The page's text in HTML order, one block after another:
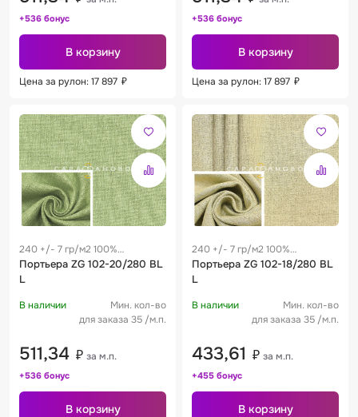
+536 бонус
В корзину
Цена за рулон: 17 897 ₽
+536 бонус
В корзину
Цена за рулон: 17 897 ₽
240 +/- 7 гр/м2 100%
полиэстер
Портьера ZG 102-20/280 BL
L
В наличии
Мин. кол-во
для заказа 35 /м.п.
511,34 ₽ за м.п.
+536 бонус
В корзину
240 +/- 7 гр/м2 100%
полиэстер
Портьера ZG 102-18/280 BL
L
В наличии
Мин. кол-во
для заказа 35 /м.п.
433,61 ₽ за м.п.
+455 бонус
В корзину